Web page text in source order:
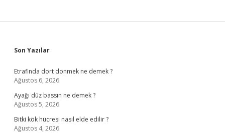
Sidebar
Son Yazılar
Etrafinda dort donmek ne demek ?
Ağustos 6, 2026
Ayağı düz bassın ne demek ?
Ağustos 5, 2026
Bitki kök hücresi nasıl elde edilir ?
Ağustos 4, 2026